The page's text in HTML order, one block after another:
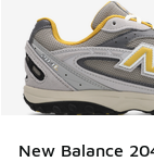
New Balance